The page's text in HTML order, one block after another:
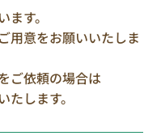
す。
用意をお願いいたしま
ご依頼の場合は
します。